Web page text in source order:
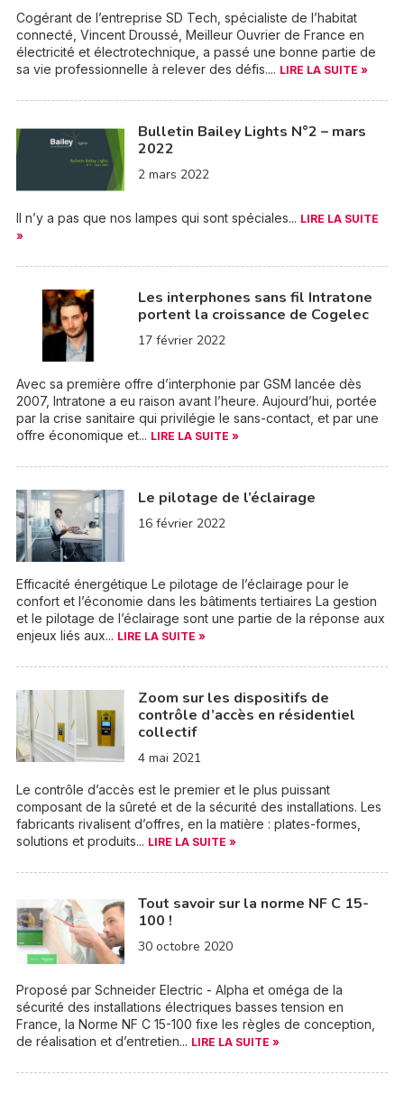
Cogérant de l’entreprise SD Tech, spécialiste de l’habitat
connecté, Vincent Droussé, Meilleur Ouvrier de France en
électricité et électrotechnique, a passé une bonne partie de
sa vie professionnelle à relever des défis.... LIRE LA SUITE »
Bulletin Bailey Lights N°2 – mars
2022
2 mars 2022
Il n’y a pas que nos lampes qui sont spéciales... LIRE LA SUITE
»
Les interphones sans fil Intratone
portent la croissance de Cogelec
17 février 2022
Avec sa première offre d’interphonie par GSM lancée dès
2007, Intratone a eu raison avant l’heure. Aujourd’hui, portée
par la crise sanitaire qui privilégie le sans-contact, et par une
offre économique et... LIRE LA SUITE »
Le pilotage de l’éclairage
16 février 2022
Efficacité énergétique Le pilotage de l’éclairage pour le
confort et l’économie dans les bâtiments tertiaires La gestion
et le pilotage de l’éclairage sont une partie de la réponse aux
enjeux liés aux... LIRE LA SUITE »
Zoom sur les dispositifs de
contrôle d’accès en résidentiel
collectif
4 mai 2021
Le contrôle d’accès est le premier et le plus puissant
composant de la sûreté et de la sécurité des installations. Les
fabricants rivalisent d’offres, en la matière : plates-formes,
solutions et produits... LIRE LA SUITE »
Tout savoir sur la norme NF C 15-
100 !
30 octobre 2020
Proposé par Schneider Electric - Alpha et oméga de la
sécurité des installations électriques basses tension en
France, la Norme NF C 15-100 fixe les règles de conception,
de réalisation et d’entretien... LIRE LA SUITE »